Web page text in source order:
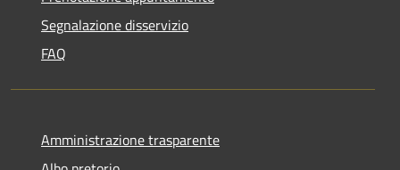
Segnalazione disservizio
FAQ
Amministrazione trasparente